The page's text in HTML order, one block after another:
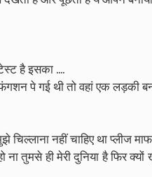
है इसका ....
पे गई थी तो वहां एक लड़की
नहीं चाहिए था प्लीज
तुमसे ही मेरी दुनिया है फिर क्यों